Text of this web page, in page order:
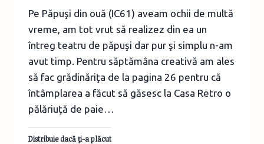
Pe Păpuşi din ouă (IC61) aveam ochii de multă
vreme, am tot vrut să realizez din ea un
întreg teatru de păpuşi dar pur şi simplu n-am
avut timp. Pentru săptămâna creativă am ales
să fac grădinăriţa de la pagina 26 pentru că
întâmplarea a făcut să găsesc la Casa Retro o
pălăriuţă de paie…
Distribuie dacă ţi-a plăcut